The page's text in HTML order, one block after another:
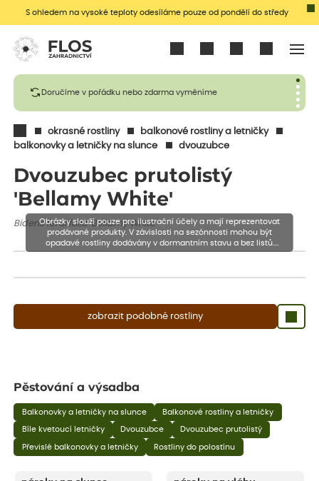
S ohledem na vysoké teploty odesíláme pouze od pondělí do středy
Doručíme v pořádku nebo zdarma vyměníme
okrasné rostliny
balkonové rostliny a letničky
balkonovky a letničky na slunce
dvouzubce
Dvouzubec prutolistý
'Bellamy White'
Bidens ferulifolia 'Bellamy White'
zobrazit podobné rostliny
Obrázky slouží pouze pro ilustrační účely a mají reprezentovat
prodávané produkty. V závislosti na sezónnosti mohou být
opadavé rostliny dodávány v dormantním stavu a bez listů.
Rostliny mohou být také sestřiženy níže, než je uvedená výška,
Pěstování a výsadba
Balkonovky a letničky na slunce Balkonové rostliny a letničky
Bíle kvetoucí letničky Dvouzubce Dvouzubec prutolistý
Převislé balkonovky a letničky Rostliny do polostínu